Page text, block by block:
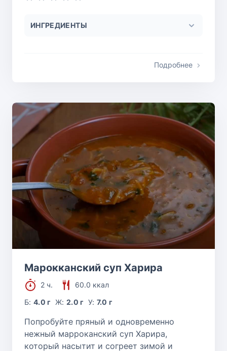
ИНГРЕДИЕНТЫ
Подробнее
Марокканский суп Харира
2 ч.
60.0 ккал
Б:4.0 г Ж: 2.0 г У: 7.0 г
Попробуйте пряный и одновременно
нежный марроканский суп Харира,
который насытит и согреет зимой и